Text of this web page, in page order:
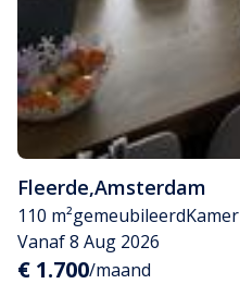
Fleerde,Amsterdam
110 m²gemeubileerdKamer
Vanaf 8 Aug 2026
€ 1.700/maand